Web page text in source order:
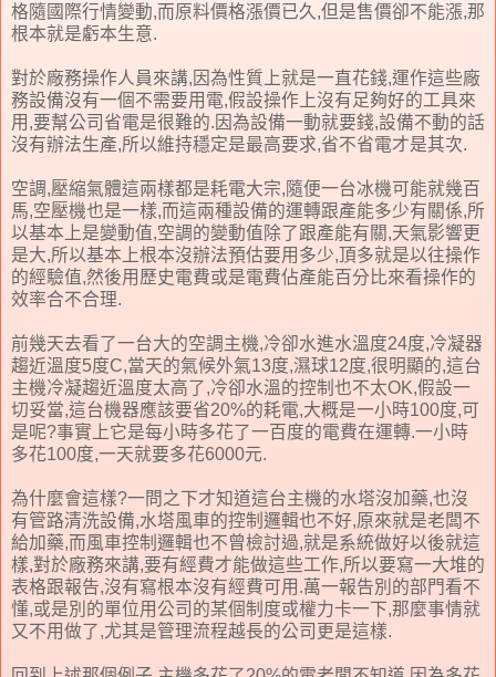
格隨國際行情變動,而原料價格漲價已久,但是售價卻不能漲,那
根本就是虧本生意.
對於廠務操作人員來講,因為性質上就是一直花錢,運作這些廠
務設備沒有一個不需要用電,假設操作上沒有足夠好的工具來
用,要幫公司省電是很難的.因為設備一動就要錢,設備不動的話
沒有辦法生產,所以維持穩定是最高要求,省不省電才是其次.
空調,壓縮氣體這兩樣都是耗電大宗,隨便一台冰機可能就幾百
馬,空壓機也是一樣,而這兩種設備的運轉跟產能多少有關係,所
以基本上是變動值,空調的變動值除了跟產能有關,天氣影響更
是大,所以基本上根本沒辦法預估要用多少,頂多就是以往操作
的經驗值,然後用歷史電費或是電費佔產能百分比來看操作的
效率合不合理.
前幾天去看了一台大的空調主機,冷卻水進水溫度24度,冷凝器
趨近溫度5度C,當天的氣候外氣13度,濕球12度,很明顯的,這台
主機冷凝趨近溫度太高了,冷卻水溫的控制也不太OK,假設一
切妥當,這台機器應該要省20%的耗電,大概是一小時100度,可
是呢?事實上它是每小時多花了一百度的電費在運轉.一小時
多花100度,一天就要多花6000元.
為什麼會這樣?一問之下才知道這台主機的水塔沒加藥,也沒
有管路清洗設備,水塔風車的控制邏輯也不好,原來就是老闆不
給加藥,而風車控制邏輯也不曾檢討過,就是系統做好以後就這
樣,對於廠務來講,要有經費才能做這些工作,所以要寫一大堆的
表格跟報告,沒有寫根本沒有經費可用.萬一報告別的部門看不
懂,或是別的單位用公司的某個制度或權力卡一下,那麼事情就
又不用做了,尤其是管理流程越長的公司更是這樣.